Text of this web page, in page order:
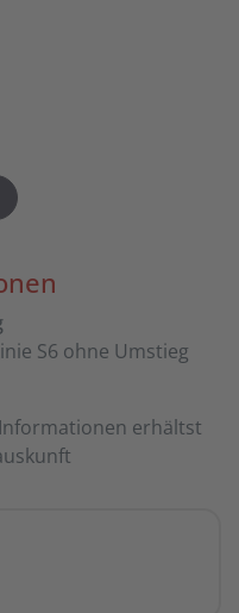
S6 ohne Umstieg
erhältst